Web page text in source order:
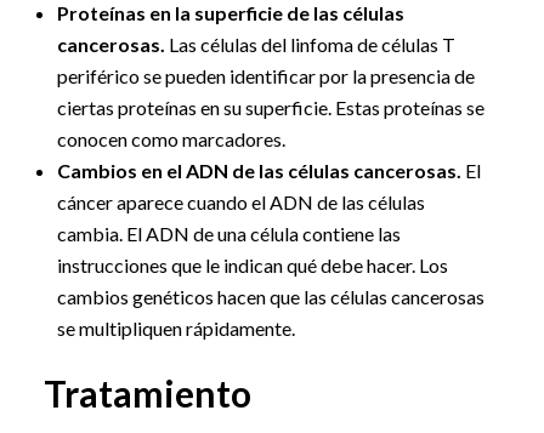
Proteínas en la superficie de las células
cancerosas. Las células del linfoma de células T
periférico se pueden identificar por la presencia de
ciertas proteínas en su superficie. Estas proteínas se
conocen como marcadores.
Cambios en el ADN de las células cancerosas. El
cáncer aparece cuando el ADN de las células
cambia. El ADN de una célula contiene las
instrucciones que le indican qué debe hacer. Los
cambios genéticos hacen que las células cancerosas
se multipliquen rápidamente.
Tratamiento